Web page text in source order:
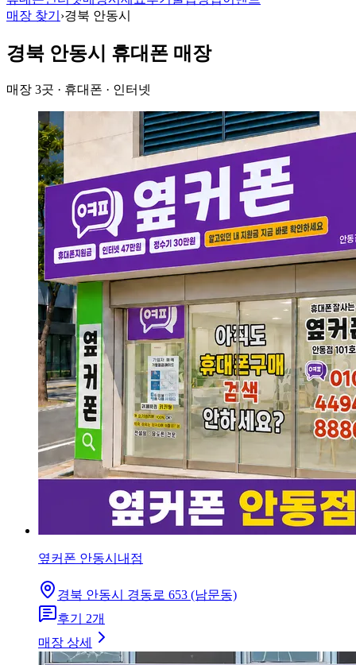
매장 찾기 ›경북 안동시
경북 안동시 휴대폰 매장
매장 3곳 · 휴대폰 · 인터넷
옆커폰 안동시내점
경북 안동시 경동로 653 (남문동)
후기 2개
매장 상세